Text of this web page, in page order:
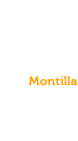
Montilla